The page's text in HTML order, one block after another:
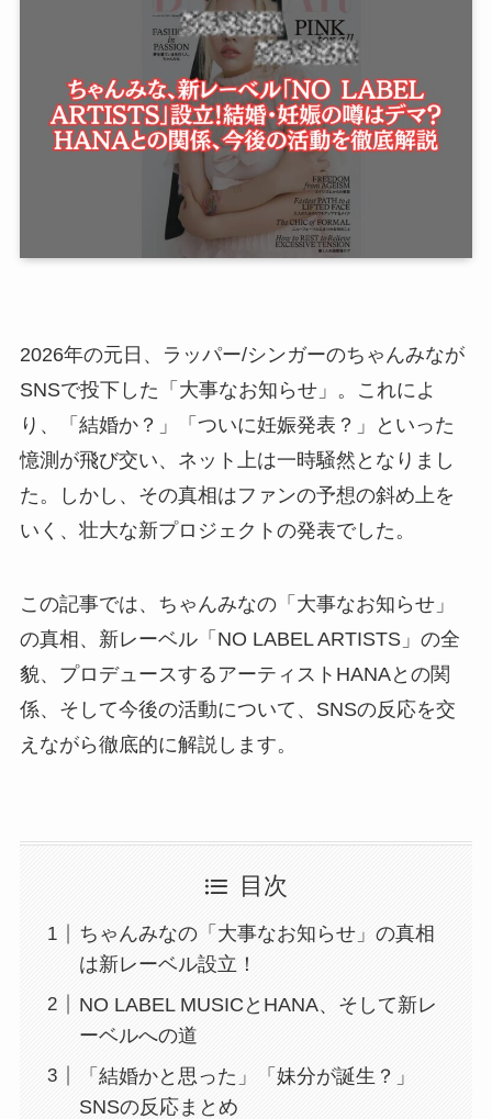
2026年の元日、ラッパー/シンガーのちゃんみなが
SNSで投下した「大事なお知らせ」。これによ
り、「結婚か？」「ついに妊娠発表？」といった
憶測が飛び交い、ネット上は一時騒然となりまし
た。しかし、その真相はファンの予想の斜め上を
いく、壮大な新プロジェクトの発表でした。
この記事では、ちゃんみなの「大事なお知らせ」
の真相、新レーベル「NO LABEL ARTISTS」の全
貌、プロデュースするアーティストHANAとの関
係、そして今後の活動について、SNSの反応を交
えながら徹底的に解説します。
目次
ちゃんみなの「大事なお知らせ」の真相
は新レーベル設立！
NO LABEL MUSICとHANA、そして新レ
ーベルへの道
「結婚かと思った」「妹分が誕生？」
SNSの反応まとめ